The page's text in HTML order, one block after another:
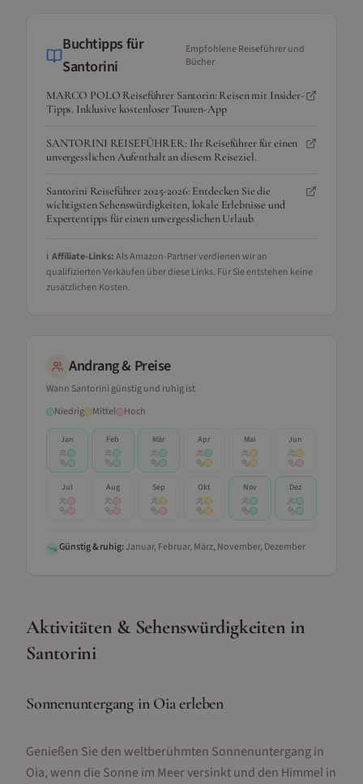
Buchtipps für
Santorini
Empfohlene Reiseführer und
Bücher
MARCO POLO Reiseführer Santorin: Reisen mit Insider-
Tipps. Inklusive kostenloser Touren-App
SANTORINI REISEFÜHRER: Ihr Reiseführer für einen
unvergesslichen Aufenthalt an diesem Reiseziel.
Santorini Reiseführer 2025-2026: Entdecken Sie die
wichtigsten Sehenswürdigkeiten, lokale Erlebnisse und
Expertentipps für einen unvergesslichen Urlaub
ℹ️ Affiliate-Links:Als Amazon-Partner verdienen wir an
qualifizierten Verkäufen über diese Links. Für Sie entstehen keine
zusätzlichen Kosten.
Andrang & Preise
Wann Santorini günstig und ruhig ist
Niedrig
Mittel Hoch
Jan Feb Mär Apr Mai Jun
Jul Aug Sep Okt Nov Dez
Günstig & ruhig:Januar, Februar, März, November, Dezember
Aktivitäten & Sehenswürdigkeiten in
Santorini
Sonnenuntergang in Oia erleben
Genießen Sie den weltberühmten Sonnenuntergang in
Oia, wenn die Sonne im Meer versinkt und den Himmel in